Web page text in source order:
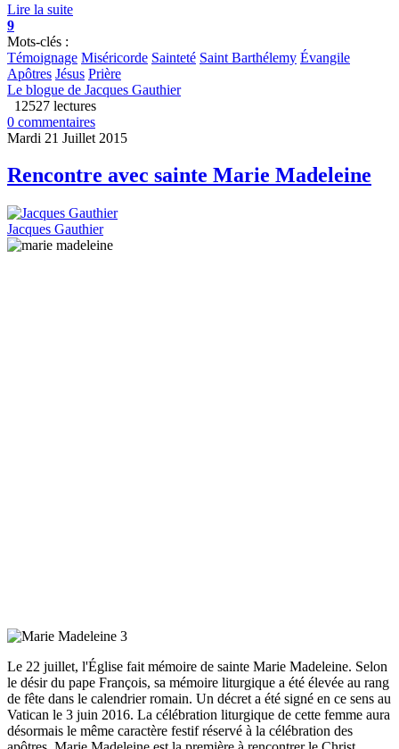
Lire la suite
9
Mots-clés :
Témoignage Miséricorde Sainteté Saint Barthélemy Évangile
Apôtres Jésus Prière
Le blogue de Jacques Gauthier
12527 lectures
0 commentaires
Mardi 21 Juillet 2015
Rencontre avec sainte Marie Madeleine
Jacques Gauthier
Le 22 juillet, l'Église fait mémoire de sainte Marie Madeleine. Selon
le désir du pape François, sa mémoire liturgique a été élevée au rang
de fête dans le calendrier romain. Un décret a été signé en ce sens au
Vatican le 3 juin 2016. La célébration liturgique de cette femme aura
désormais le même caractère festif réservé à la célébration des